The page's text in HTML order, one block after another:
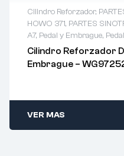
Cilindro Reforzador,
HOWO 371, PARTES
A7, Pedal y Embrague,
Cilindro Reforzador
Embrague –
VER MAS